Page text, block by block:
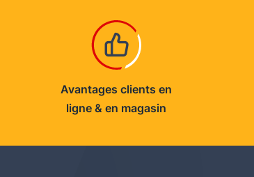
Avantages clients en
ligne & en magasin